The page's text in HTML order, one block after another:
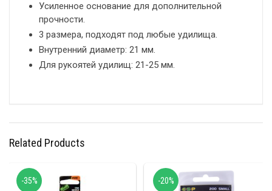
Усиленное основание для дополнительной
прочности.
3 размера, подходят под любые удилища.
Внутренний диаметр: 21 мм.
Для рукоятей удилищ: 21-25 мм.
Related Products
-35% -20%